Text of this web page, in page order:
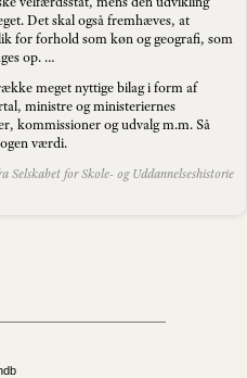
Det skal også fremhæves, at
for forhold som køn og geografi, som
op. …
meget nyttige bilag i form af
ministre og ministeriernes
kommissioner og udvalg m.m. Så
værdi.
Selskabet for Skole- og Uddannelseshistorie